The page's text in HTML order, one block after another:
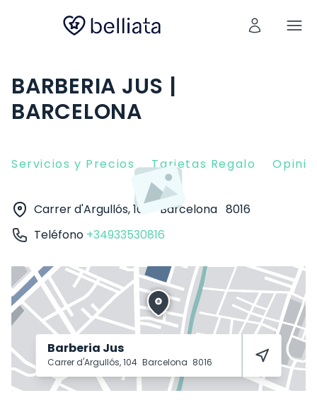
BARBERIA JUS |
BARCELONA
Servicios y Precios Tarjetas Regalo
Carrer d'Argullós, 104 Barcelona 8016
Teléfono +34933530816
Barberia Jus
Carrer d'Argullós, 104 Barcelona 8016